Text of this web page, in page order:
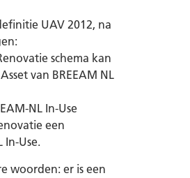
UAV 2012, na
schema kan
van BREEAM NL
NL In-Use
een
In-Use.
woorden: er is een